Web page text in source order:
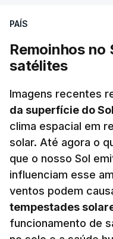
península da Crimeia
O ataque ucraniano
recordes anteriores:
Yevrayev, não
consequência do
"Ardeu uma casa
janelas sofreram
danificados. Todas
indemnizações",
locais também pode
PAÍS
Remoinhos no
satélites
Imagens recentes
da superfície do Sol
clima espacial em
solar. Até agora o
que o nosso Sol
influenciam esse
ventos podem
tempestades
funcionamento de